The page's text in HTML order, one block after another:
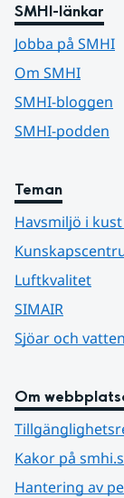
SMHI-länkar
Jobba på SMHI
Om SMHI
SMHI-bloggen
SMHI-podden
Teman
Havsmiljö i
Luftkvalitet
SIMAIR
Sjöar och
Om
Kakor på
Hantering av